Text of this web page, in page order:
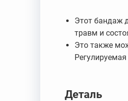
Этот бандаж
травм и
Это также
Деталь